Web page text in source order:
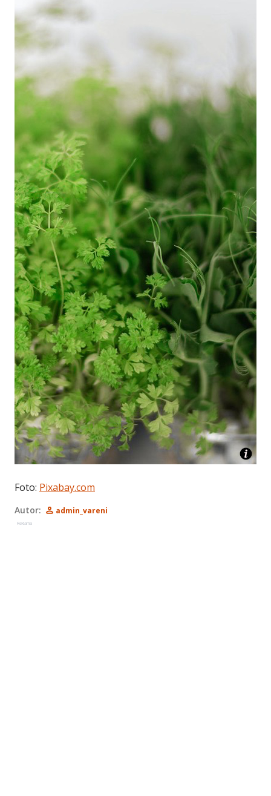
Foto: Pixabay.com
Autor: admin_vareni
Reklama